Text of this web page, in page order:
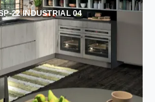
22 INDUSTRIAL 04